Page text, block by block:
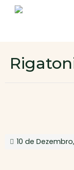
Área de
10 de